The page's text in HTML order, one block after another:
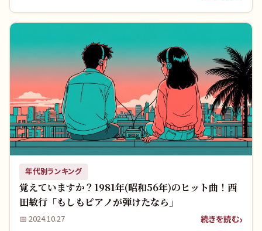
年代別ランキング
覚えていますか？1981年(昭和56年)のヒット曲！西
田敏行「もしもピアノが弾けたなら」
📅 2024.10.27 続きを読む